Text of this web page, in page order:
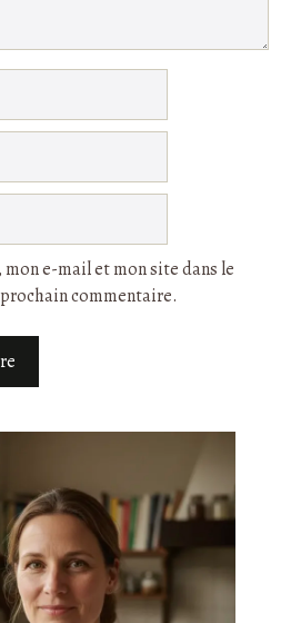
e-mail et mon site dans le
commentaire.